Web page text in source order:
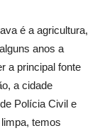
é a agricultura,
anos a
a principal fonte
a cidade
Polícia Civil e
temos